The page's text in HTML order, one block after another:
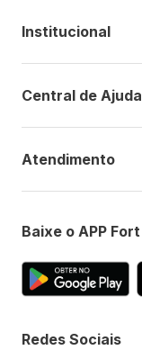
Institucional
Central de Ajuda
Atendimento
Baixe o APP Fort
Redes Sociais